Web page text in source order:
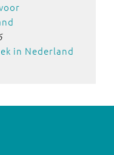
in Nederland